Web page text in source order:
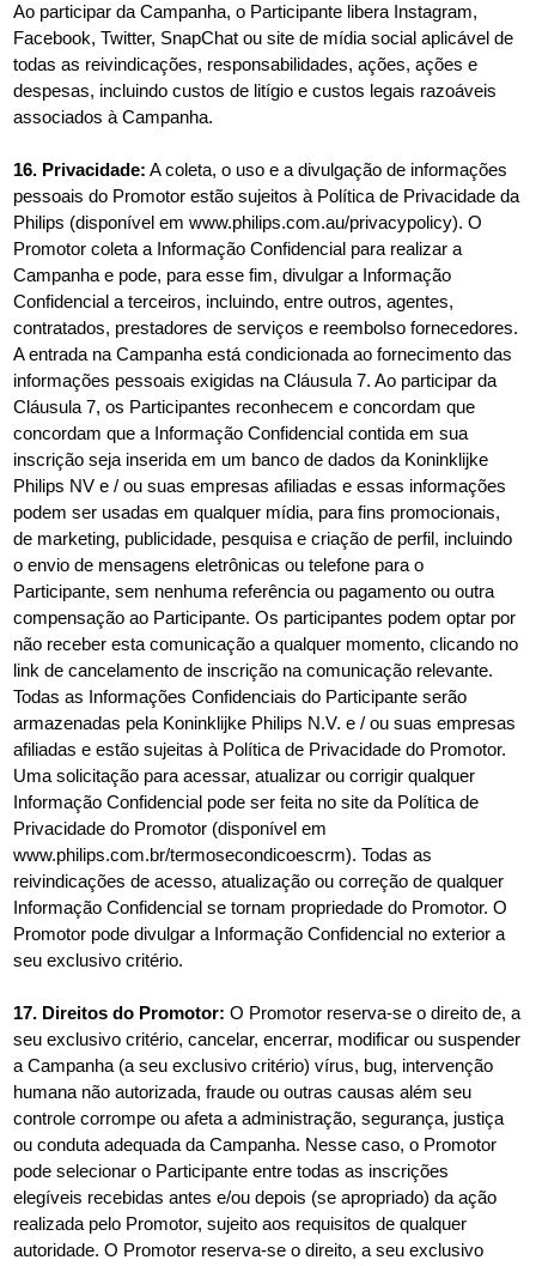
Ao participar da Campanha, o Participante libera Instagram,
Facebook, Twitter, SnapChat ou site de mídia social aplicável de
todas as reivindicações, responsabilidades, ações, ações e
despesas, incluindo custos de litígio e custos legais razoáveis ​​
associados à Campanha.
16. Privacidade: A coleta, o uso e a divulgação de informações
pessoais do Promotor estão sujeitos à Política de Privacidade da
Philips (disponível em www.philips.com.au/privacypolicy). O
Promotor coleta a Informação Confidencial para realizar a
Campanha e pode, para esse fim, divulgar a Informação
Confidencial a terceiros, incluindo, entre outros, agentes,
contratados, prestadores de serviços e reembolso fornecedores.
A entrada na Campanha está condicionada ao fornecimento das
informações pessoais exigidas na Cláusula 7. Ao participar da
Cláusula 7, os Participantes reconhecem e concordam que
concordam que a Informação Confidencial contida em sua
inscrição seja inserida em um banco de dados da Koninklijke
Philips NV e / ou suas empresas afiliadas e essas informações
podem ser usadas em qualquer mídia, para fins promocionais,
de marketing, publicidade, pesquisa e criação de perfil, incluindo
o envio de mensagens eletrônicas ou telefone para o
Participante, sem nenhuma referência ou pagamento ou outra
compensação ao Participante. Os participantes podem optar por
não receber esta comunicação a qualquer momento, clicando no
link de cancelamento de inscrição na comunicação relevante.
Todas as Informações Confidenciais do Participante serão
armazenadas pela Koninklijke Philips N.V. e / ou suas empresas
afiliadas e estão sujeitas à Política de Privacidade do Promotor.
Uma solicitação para acessar, atualizar ou corrigir qualquer
Informação Confidencial pode ser feita no site da Política de
Privacidade do Promotor (disponível em
www.philips.com.br/termosecondicoescrm). Todas as
reivindicações de acesso, atualização ou correção de qualquer
Informação Confidencial se tornam propriedade do Promotor. O
Promotor pode divulgar a Informação Confidencial no exterior a
seu exclusivo critério.
17. Direitos do Promotor: O Promotor reserva-se o direito de, a
seu exclusivo critério, cancelar, encerrar, modificar ou suspender
a Campanha (a seu exclusivo critério) vírus, bug, intervenção
humana não autorizada, fraude ou outras causas além seu
controle corrompe ou afeta a administração, segurança, justiça
ou conduta adequada da Campanha. Nesse caso, o Promotor
pode selecionar o Participante entre todas as inscrições
elegíveis recebidas antes e/ou depois (se apropriado) da ação
realizada pelo Promotor, sujeito aos requisitos de qualquer
autoridade. O Promotor reserva-se o direito, a seu exclusivo